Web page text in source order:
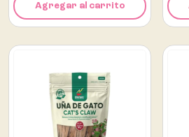
Agregar al carrito